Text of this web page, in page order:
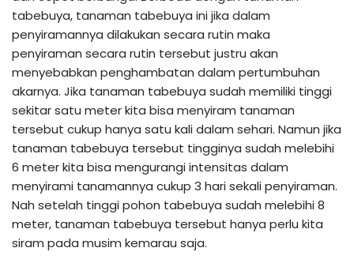
tabebuya, tanaman tabebuya ini jika dalam
penyiramannya dilakukan secara rutin maka
penyiraman secara rutin tersebut justru akan
menyebabkan penghambatan dalam pertumbuhan
akarnya. Jika tanaman tabebuya sudah memiliki tinggi
sekitar satu meter kita bisa menyiram tanaman
tersebut cukup hanya satu kali dalam sehari. Namun jika
tanaman tabebuya tersebut tingginya sudah melebihi
6 meter kita bisa mengurangi intensitas dalam
menyirami tanamannya cukup 3 hari sekali penyiraman.
Nah setelah tinggi pohon tabebuya sudah melebihi 8
meter, tanaman tabebuya tersebut hanya perlu kita
siram pada musim kemarau saja.